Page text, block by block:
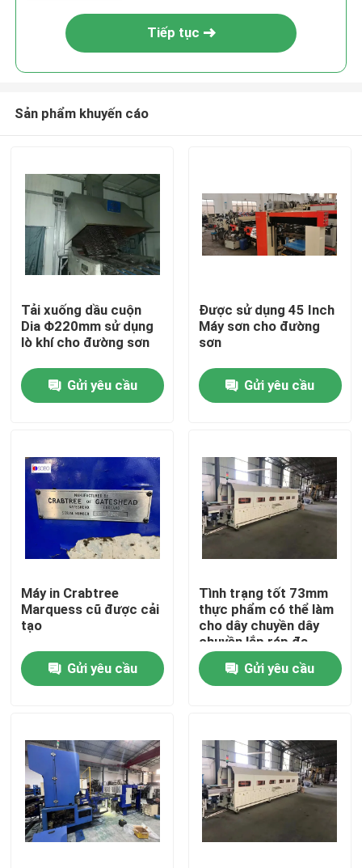
Trang chủ
Video
Về chúng tôi
Tham quan nhà máy
Kiểm soát chất lượng
Máy làm hộp thiếc tự động
Máy làm lon nước giải khát
Tiếp tục
Sản phẩm khuyến cáo
Tải xuống dầu cuộn
Dia Φ220mm sử dụng
lò khí cho đường sơn
Gửi yêu cầu
Được sử dụng 45 Inch
Máy sơn cho đường
sơn
Gửi yêu cầu
Máy in Crabtree
Marquess cũ được cải
tạo
Gửi yêu cầu
Tình trạng tốt 73mm
thực phẩm có thể làm
cho dây chuyền dây
chuyền lắp ráp đa
chức năng
Gửi yêu cầu